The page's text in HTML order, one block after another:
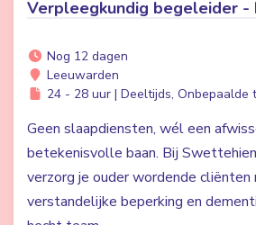
Verpleegkundig begeleider -
Nog 12 dagen
Leeuwarden
24 - 28 uur | Deeltijds, Onbepaalde
Geen slaapdiensten, wél een
betekenisvolle baan. Bij
verzorg je ouder wordende cliënten
verstandelijke beperking en